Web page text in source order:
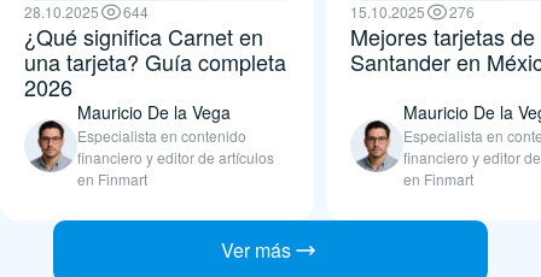
28.10.2025 644
¿Qué significa Carnet en
una tarjeta? Guía completa
2026
Mauricio De la Vega
Especialista en contenido
financiero y editor de artículos
en Finmart
15.10.2025 276
Mejores tarjetas
Santander en
Mauricio De la
Especialista en
financiero y editor
en Finmart
Ver más